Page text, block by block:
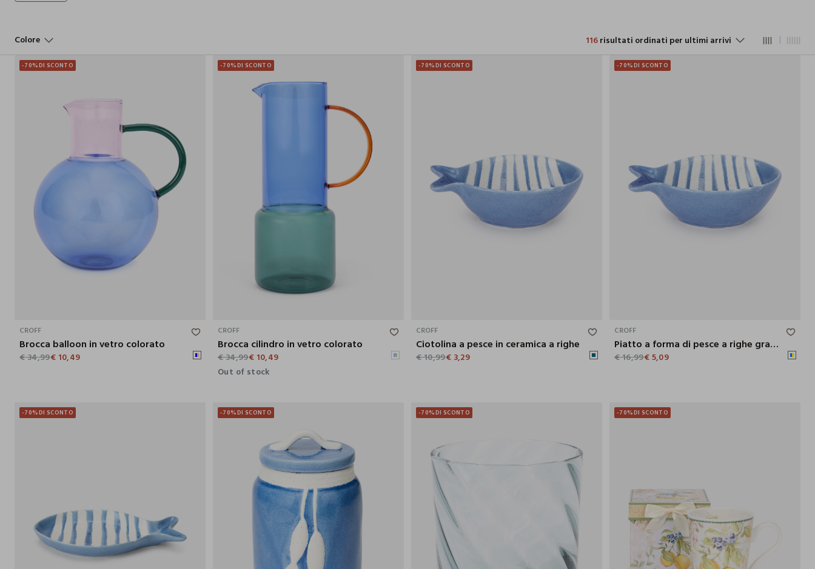
Colore 116risultati ordinati per ultimi arrivi
-70%DI SCONTO
CROFF
Brocca balloon in vetro colorato
€ 34,99€ 10,49
-70%DI SCONTO
CROFF
Brocca cilindro in vetro colorato
€ 34,99€ 10,49
Out of stock
-70%DI SCONTO
CROFF
Ciotolina a pesce in ceramica a righe
€ 10,99€ 3,29
-70%DI SCONTO
CROFF
Piatto a forma di pesce a righe grande
€ 16,99€ 5,09
-70%DI SCONTO -70%DI SCONTO -70%DI SCONTO -70%DI SCONTO